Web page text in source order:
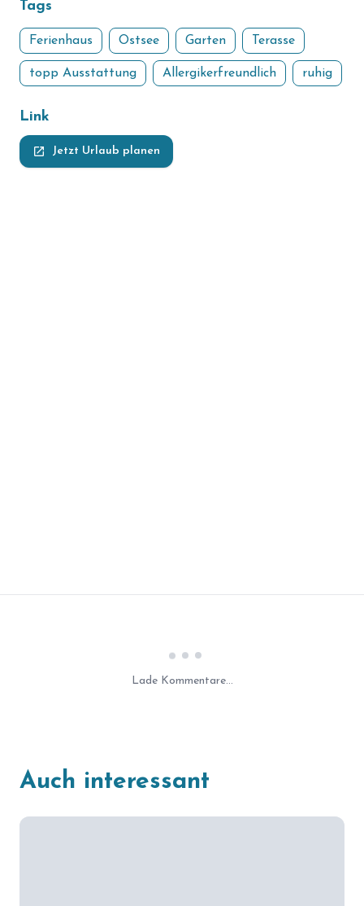
Tags
Ferienhaus Ostsee Garten Terasse
topp Ausstattung Allergikerfreundlich ruhig
Link
launch Jetzt Urlaub planen
Lade Kommentare...
Auch interessant